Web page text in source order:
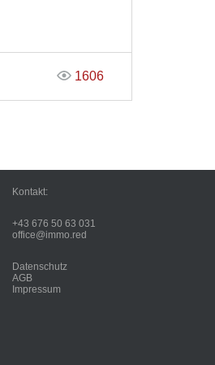
1606
Kontakt:
+43 676 50 63 031
office@immo.red
Datenschutz
AGB
Impressum